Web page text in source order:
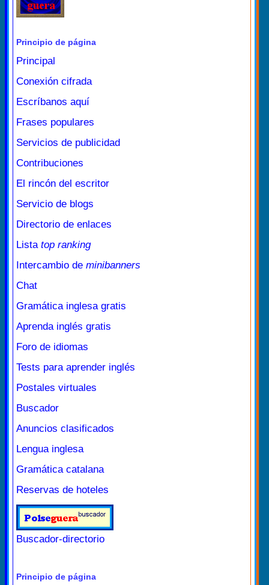
Principio de página
Principal
Conexión cifrada
Escríbanos aquí
Frases populares
Servicios de publicidad
Contribuciones
El rincón del escritor
Servicio de blogs
Directorio de enlaces
Lista top ranking
Intercambio de minibanners
Chat
Gramática inglesa gratis
Aprenda inglés gratis
Foro de idiomas
Tests para aprender inglés
Postales virtuales
Buscador
Anuncios clasificados
Lengua inglesa
Gramática catalana
Reservas de hoteles
Buscador-directorio
Principio de página